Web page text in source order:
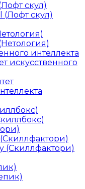
скул)
скул)
интеллекта
искусственного
(Скиллфактори)